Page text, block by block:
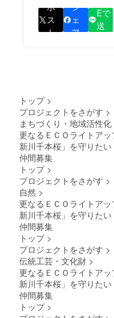
をして、あなたが応援
しているプロジェクト
の良さを知ってもらい
ポ
ス
ト
シ
ェ
ア
Eで
送
トップ >
プロジェクトをさがす >
まちづくり・地域活性化
更なるＥＣＯライトア
新川千本桜」を守りたい
仲間募集
トップ >
プロジェクトをさがす >
自然 >
更なるＥＣＯライトア
新川千本桜」を守りたい
仲間募集
トップ >
プロジェクトをさがす >
伝統工芸・文化財 >
更なるＥＣＯライトア
新川千本桜」を守りたい
仲間募集
トップ >